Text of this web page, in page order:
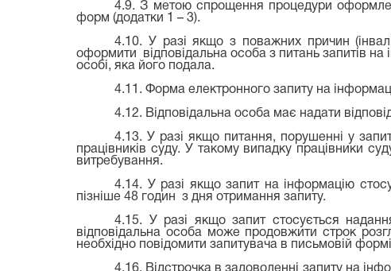
4.9. З метою спрощення процедури
форм (додатки 1 – 3).
4.10. У разі якщо з поважних причин
оформити відповідальна особа з питань запитів
особі, яка його подала.
4.11. Форма електронного запиту на
4.12. Відповідальна особа має надати
4.13. У разі якщо питання, порушенні у
працівників суду. У такому випадку працівники
витребування.
4.14. У разі якщо запит на інформацію
пізніше 48 годин з дня отримання запиту.
4.15. У разі якщо запит стосується
відповідальна особа може продовжити строк
необхідно повідомити запитувача в письмовій
4.16. Відстрочка в задоволенні запиту на